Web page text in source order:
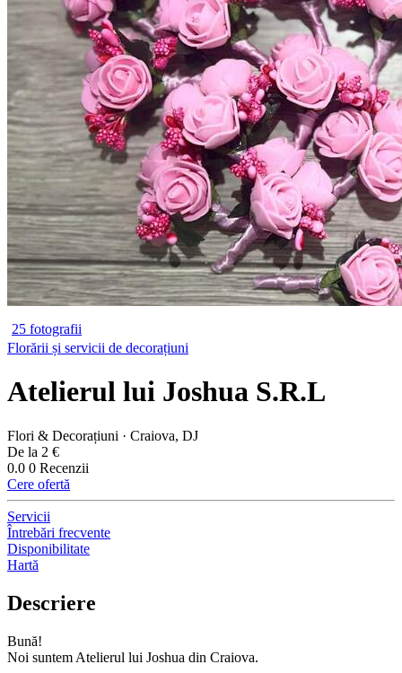
25 fotografii
Florării și servicii de decorațiuni
Atelierul lui Joshua S.R.L
Flori & Decorațiuni · Craiova, DJ
De la 2 €
0.0 0 Recenzii
Cere ofertă
Servicii
Întrebări frecvente
Disponibilitate
Hartă
Descriere
Bună!
Noi suntem Atelierul lui Joshua din Craiova.